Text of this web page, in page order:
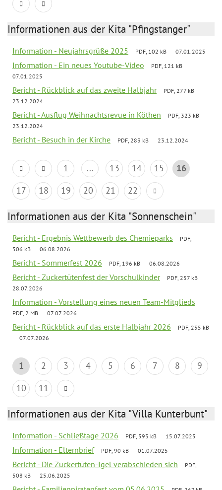
Informationen aus der Kita "Pfingstanger"
Information - Neujahrsgrüße 2025 PDF, 102 kB 07.01.2025
Information - Ein neues Youtube-Video
PDF, 121 kB
07.01.2025
Bericht - Rückblick auf das zweite Halbjahr
PDF, 277 kB
23.12.2024
Bericht - Ausflug Weihnachtsrevue in Köthen
PDF, 323 kB
23.12.2024
Bericht - Besuch in der Kirche PDF, 283 kB 23.12.2024
1 ... 13 14 15
16
17
18 19 20 21 22
Informationen aus der Kita "Sonnenschein"
Bericht - Ergebnis Wettbewerb des Chemieparks
PDF,
506 kB
06.08.2026
Bericht - Sommerfest 2026 PDF, 196 kB 06.08.2026
Bericht - Zuckertütenfest der Vorschulkinder
PDF, 257 kB
28.07.2026
Information - Vorstellung eines neuen Team-Mitglieds
PDF, 2 MB 07.07.2026
Bericht - Rückblick auf das erste Halbjahr 2026
PDF, 255 kB
07.07.2026
1 2 3 4 5 6 7 8
9
10
11
Informationen aus der Kita "Villa Kunterbunt"
Information - Schließtage 2026 PDF, 593 kB 15.07.2025
Information - Elternbrief PDF, 90 kB 01.07.2025
Bericht - Die Zuckertüten-Igel verabschieden sich
PDF,
508 kB
25.06.2025